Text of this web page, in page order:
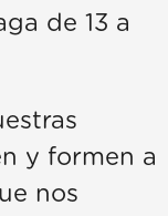
de 13 a
y formen a
nos